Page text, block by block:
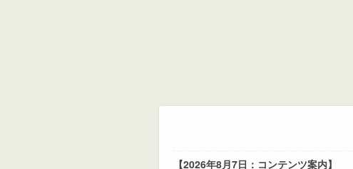
【2026年8月7日：コンテンツ案内】